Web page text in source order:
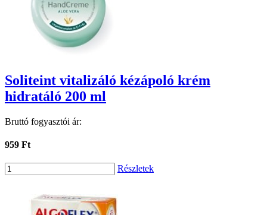
Soliteint vitalizáló kézápoló krém
hidratáló 200 ml
Bruttó fogyasztói ár:
959 Ft
Részletek